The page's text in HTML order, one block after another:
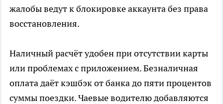
жалобы ведут к блокировке аккаунта без права
восстановления.
Наличный расчёт удобен при отсутствии карты
или проблемах с приложением. Безналичная
оплата даёт кэшбэк от банка до пяти процентов
суммы поездки. Чаевые водителю добавляются